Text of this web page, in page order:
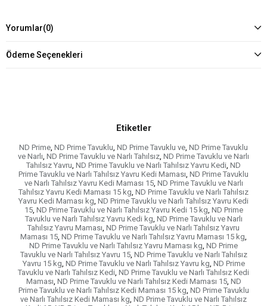
Yorumlar(0)
Ödeme Seçenekleri
Etiketler
ND Prime ND Prime Tavuklu ND Prime Tavuklu ve ND Prime Tavuklu
ve Narlı ND Prime Tavuklu ve Narlı Tahılsız ND Prime Tavuklu ve Narlı
Tahılsız Yavru ND Prime Tavuklu ve Narlı Tahılsız Yavru Kedi ND
Prime Tavuklu ve Narlı Tahılsız Yavru Kedi Maması ND Prime Tavuklu
ve Narlı Tahılsız Yavru Kedi Maması 15, ND Prime Tavuklu ve Narlı
Tahılsız Yavru Kedi Maması 15 kg ND Prime Tavuklu ve Narlı Tahılsız
Yavru Kedi Maması kg ND Prime Tavuklu ve Narlı Tahılsız Yavru Kedi
15, ND Prime Tavuklu ve Narlı Tahılsız Yavru Kedi 15 kg ND Prime
Tavuklu ve Narlı Tahılsız Yavru Kedi kg ND Prime Tavuklu ve Narlı
Tahılsız Yavru Maması ND Prime Tavuklu ve Narlı Tahılsız Yavru
Maması 15 ND Prime Tavuklu ve Narlı Tahılsız Yavru Maması 15 kg
ND Prime Tavuklu ve Narlı Tahılsız Yavru Maması kg ND Prime
Tavuklu ve Narlı Tahılsız Yavru 15, ND Prime Tavuklu ve Narlı Tahılsız
Yavru 15 kg ND Prime Tavuklu ve Narlı Tahılsız Yavru kg ND Prime
Tavuklu ve Narlı Tahılsız Kedi ND Prime Tavuklu ve Narlı Tahılsız Kedi
Maması ND Prime Tavuklu ve Narlı Tahılsız Kedi Maması 15, ND
Prime Tavuklu ve Narlı Tahılsız Kedi Maması 15 kg ND Prime Tavuklu
ve Narlı Tahılsız Kedi Maması kg ND Prime Tavuklu ve Narlı Tahılsız